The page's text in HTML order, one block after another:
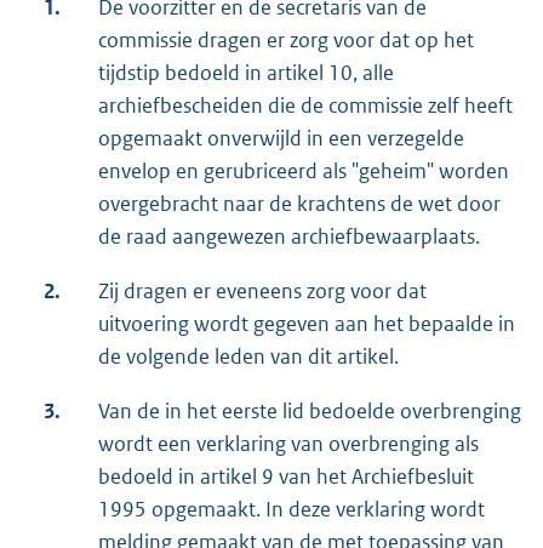
1.
De voorzitter en de secretaris van de
commissie dragen er zorg voor dat op het
tijdstip bedoeld in artikel 10, alle
archiefbescheiden die de commissie zelf heeft
opgemaakt onverwijld in een verzegelde
envelop en gerubriceerd als "geheim" worden
overgebracht naar de krachtens de wet door
de raad aangewezen archiefbewaarplaats.
2.
Zij dragen er eveneens zorg voor dat
uitvoering wordt gegeven aan het bepaalde in
de volgende leden van dit artikel.
3.
Van de in het eerste lid bedoelde overbrenging
wordt een verklaring van overbrenging als
bedoeld in artikel 9 van het Archiefbesluit
1995 opgemaakt. In deze verklaring wordt
melding gemaakt van de met toepassing van